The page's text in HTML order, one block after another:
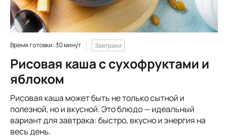
Время готовки: 30 минут Завтраки
Рисовая каша с сухофруктами и
яблоком
Рисовая каша может быть не только сытной и
полезной, но и вкусной. Это блюдо — идеальный
вариант для завтрака: быстро, вкусно и энергия на
весь день.